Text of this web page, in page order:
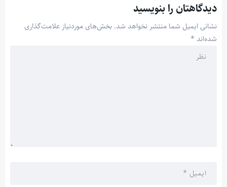
دیدگاهتان را بنویسید
نشانی ایمیل شما منتشر نخواهد شد. بخش‌های موردنیاز علامت‌گذاری
شده‌اند *